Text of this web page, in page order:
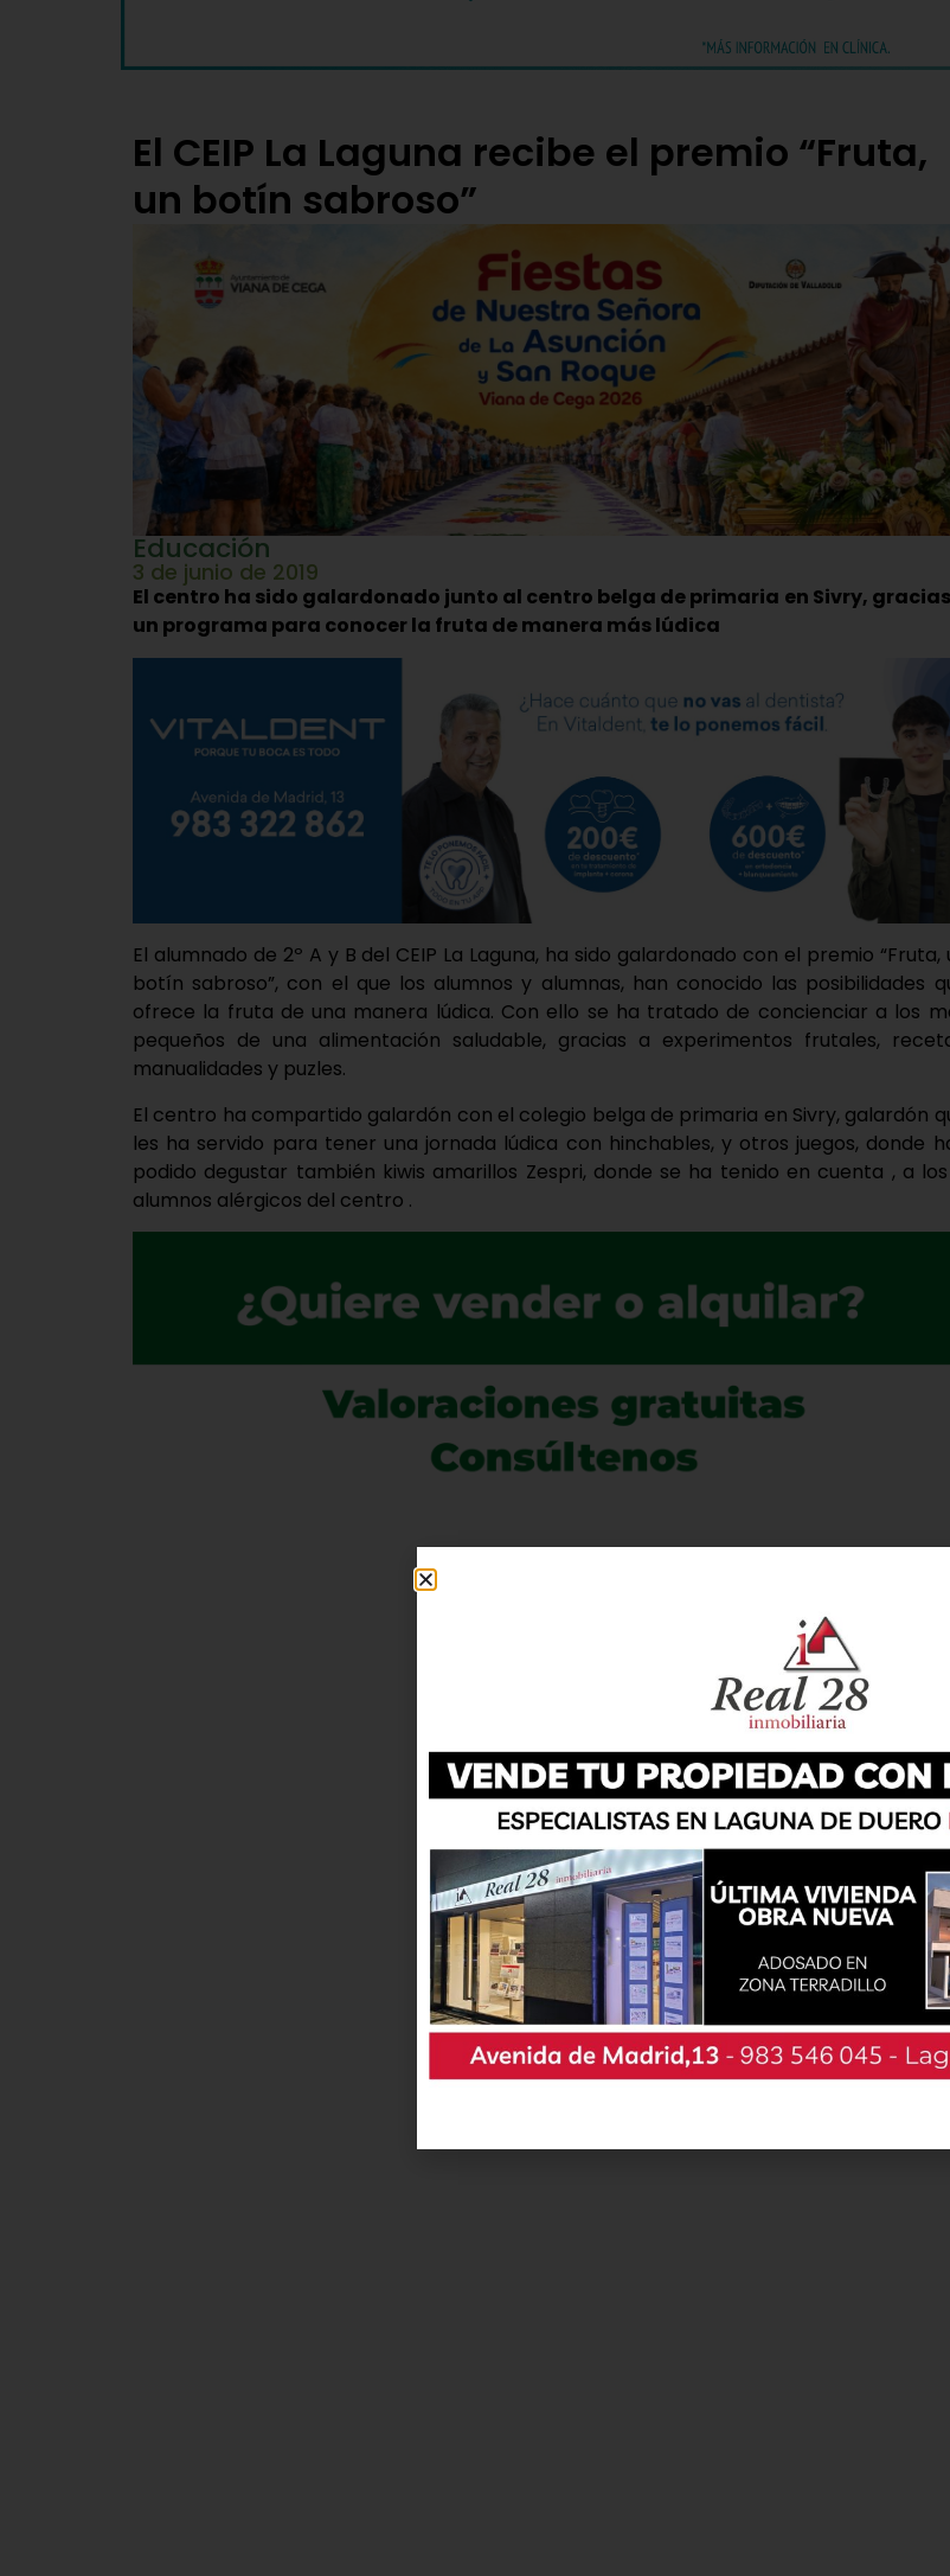
El CEIP La Laguna recibe el premio “Fruta,
un botín sabroso”
Educación
3 de junio de 2019
El centro ha sido galardonado junto al centro belga de primaria en Sivry,
un programa para conocer la fruta de manera más lúdica
El alumnado de 2º A y B del CEIP La Laguna, ha sido galardonado con el premio “Fruta,
botín sabroso”, con el que los alumnos y alumnas, han conocido las posibilidades
ofrece la fruta de una manera lúdica. Con ello se ha tratado de concienciar a los
pequeños de una alimentación saludable, gracias a experimentos frutales,
manualidades y puzles.
El centro ha compartido galardón con el colegio belga de primaria en Sivry, galardón
les ha servido para tener una jornada lúdica con hinchables, y otros juegos, donde
podido degustar también kiwis amarillos Zespri, donde se ha tenido en cuenta , a
alumnos alérgicos del centro .